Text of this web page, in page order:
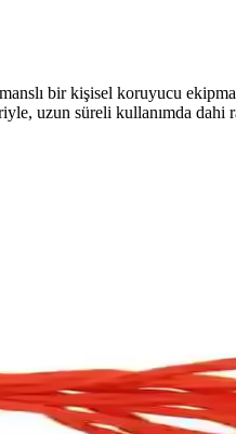
bir kişisel koruyucu
uzun süreli kullanımda dahi
en uygun seçeneğin